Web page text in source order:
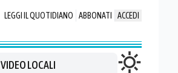
LEGGI IL QUOTIDIANO ABBONATI ACCEDI
VIDEO LOCALI